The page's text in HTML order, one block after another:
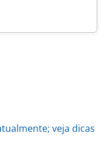
veja dicas